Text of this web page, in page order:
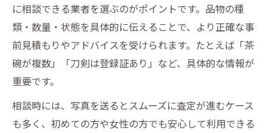
に相談できる業者を選ぶのがポイントです。品物の種
類・数量・状態を具体的に伝えることで、より正確な事
前見積もりやアドバイスを受けられます。たとえば「茶
碗が複数」「刀剣は登録証あり」など、具体的な情報が
重要です。
相談時には、写真を送るとスムーズに査定が進むケース
も多く、初めての方や女性の方でも安心して利用できる